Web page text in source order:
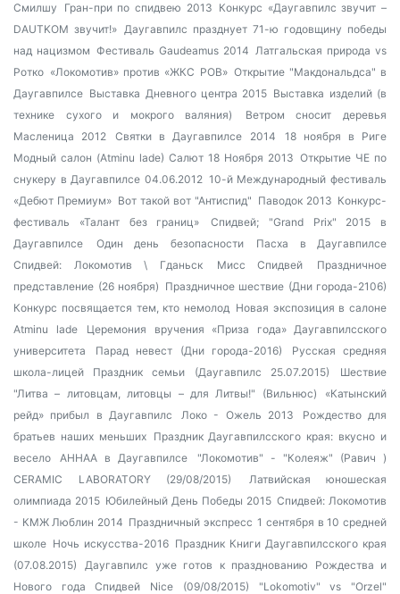
Смилшу
Гран-при по спидвею 2013 Конкурс «Даугавпилс звучит –
DAUTKOM звучит!» Даугавпилс празднует 71-ю годовщину победы
над нацизмом Фестиваль Gaudeamus 2014 Латгальская природа vs
Ротко «Локомотив» против «ЖКС РОВ» Открытие "Макдональдса" в
Даугавпилсе Выставка Дневного центра 2015 Выставка изделий (в
технике сухого и мокрого валяния)
Ветром сносит деревья
Масленица 2012
Святки в Даугавпилсе 2014
18 ноября в Риге
Модный салон (Atminu lade) Салют 18 Ноября 2013 Открытие ЧЕ по
снукеру в Даугавпилсе 04.06.2012 10-й Международный фестиваль
«Дебют Премиум» Вот такой вот "Антиспид" Паводок 2013 Конкурс-
фестиваль «Талант без границ»
Спидвей; "Grand Prix" 2015 в
Даугавпилсе
Один день безопасности
Пасха в Даугавпилсе
Спидвей: Локомотив \ Гданьск
Мисс Спидвей
Праздничное
представление (26 ноября) Праздничное шествие (Дни города-2106)
Конкурс посвящается тем, кто немолод Новая экспозиция в салоне
Atminu lade
Церемония вручения «Приза года» Даугавпилсского
университета
Парад невест (Дни города-2016)
Русская средняя
школа-лицей Праздник семьи (Даугавпилс 25.07.2015)
Шествие
"Литва – литовцам, литовцы – для Литвы!" (Вильнюс)
«Катынский
рейд» прибыл в Даугавпилс
Локо - Ожель 2013
Рождество для
братьев наших меньших
Праздник Даугавпилсского края: вкусно и
весело
AHHAA в Даугавпилсе
"Локомотив" - "Колеяж" (Равич )
CERAMIC LABORATORY (29/08/2015)
Латвийская юношеская
олимпиада 2015 Юбилейный День Победы 2015 Спидвей: Локомотив
- КМЖ Люблин 2014 Праздничный экспресс 1 сентября в 10 средней
школе Ночь искусства-2016 Праздник Книги Даугавпилсского края
(07.08.2015)
Даугавпилс уже готов к празднованию Рождества и
Нового годаСпидвей Nice (09/08/2015) "Lokomotiv" vs "Orzel"